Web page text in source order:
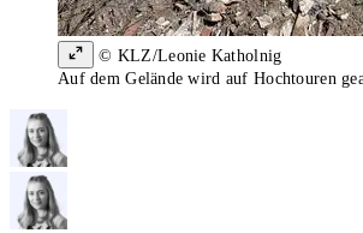
© KLZ/Leonie Katholnig
Auf dem Gelände wird auf Hochtouren